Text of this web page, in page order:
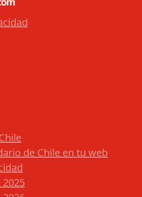
de Chile en tu web